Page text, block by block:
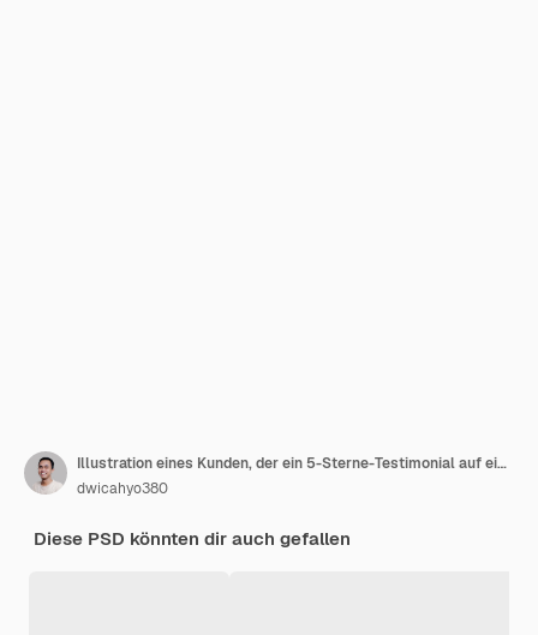
Illustration eines Kunden, der ein 5-Sterne-Testimonial auf einem Telefon in 3D-Rendering gibt
dwicahyo380
Diese PSD könnten dir auch gefallen